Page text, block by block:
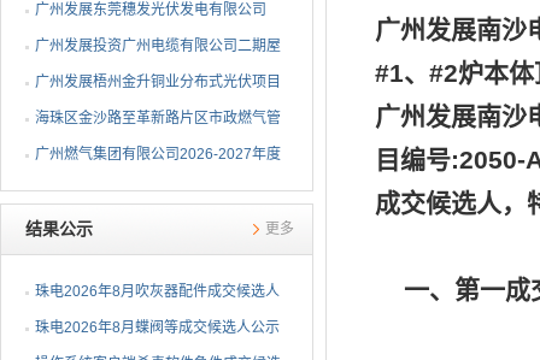
广州发展南沙
#1、#2炉本
广州发展南沙
目编号:2050-
成交候选人，
一、第一成
布式光伏项目EPC总承包...
广州发展东莞穗发光伏发电有限公司
（广州港新沙港务有限公...
广州发展投资广州电缆有限公司二期屋
顶分布式光伏项目EPC...
广州发展梧州金升铜业分布式光伏项目
EPC总承包招标公告
海珠区金沙路至革新路片区市政燃气管
网更新工程招标公告
广州燃气集团有限公司2026-2027年度
燃气用埋地聚乙烯（PE1...
结果公示 更多
珠电2026年8月吹灰器配件成交候选人
公示
珠电2026年8月蝶阀等成交候选人公示